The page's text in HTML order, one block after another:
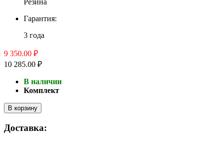
Гарантия:
3 года
9 350.00 ₽
10 285.00 ₽
В наличии
Комплект
В корзину
Доставка: